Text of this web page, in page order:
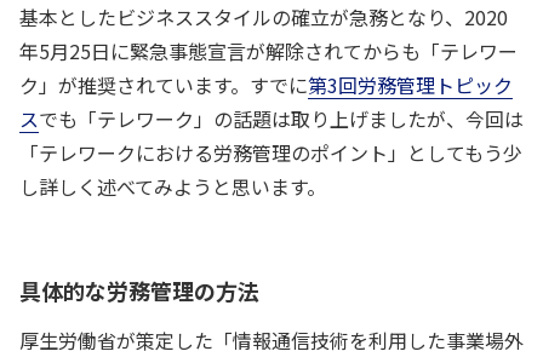
基本としたビジネススタイルの確立が急務となり、2020
年5月25日に緊急事態宣言が解除されてからも「テレワー
ク」が推奨されています。すでに第3回労務管理トピック
スでも「テレワーク」の話題は取り上げましたが、今回は
「テレワークにおける労務管理のポイント」としてもう少
し詳しく述べてみようと思います。
具体的な労務管理の方法
厚生労働省が策定した「情報通信技術を利用した事業場外